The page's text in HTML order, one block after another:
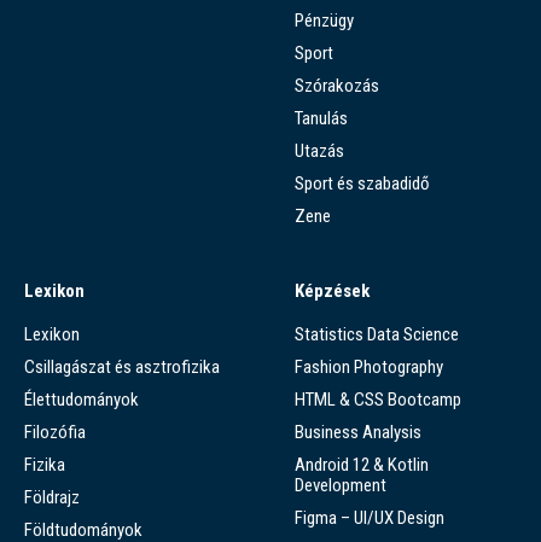
Pénzügy
Sport
Szórakozás
Tanulás
Utazás
Sport és szabadidő
Zene
Lexikon
Lexikon
Csillagászat és asztrofizika
Élettudományok
Filozófia
Fizika
Földrajz
Földtudományok
Képzések
Statistics Data Science
Fashion Photography
HTML & CSS Bootcamp
Business Analysis
Android 12 & Kotlin
Development
Figma – UI/UX Design